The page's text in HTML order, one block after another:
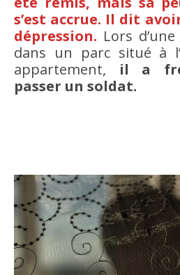
s’est accrue. Il dit
dépression. Lors
dans un parc situé à
appartement, il a
passer un soldat.